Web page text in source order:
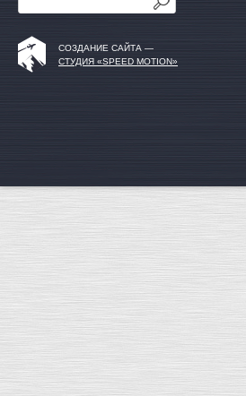
СОЗДАНИЕ САЙТА —
СТУДИЯ «SPEED MOTION»